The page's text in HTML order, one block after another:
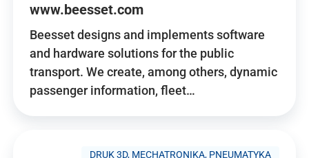
www.beesset.com
Beesset designs and implements software
and hardware solutions for the public
transport. We create, among others, dynamic
passenger information, fleet…
DRUK 3D, MECHATRONIKA, PNEUMATYKA